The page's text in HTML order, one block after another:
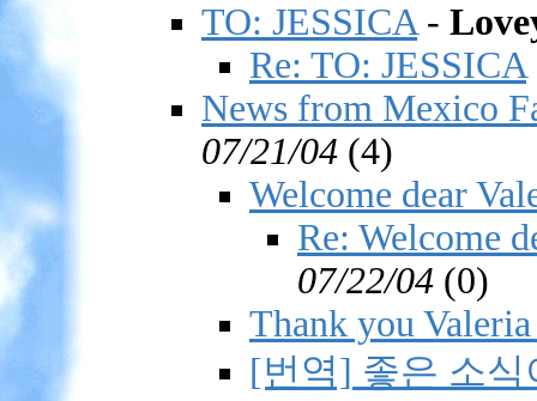
TO: JESSICA-
Re: TO: JESSICA
News from Mexico
07/21/04 (4)
Welcome dear
Re: Welcome
07/22/04 (0)
Thank you
[번역] 좋은 소식